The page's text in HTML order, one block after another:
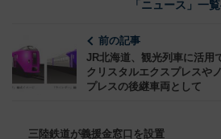
「ニュース」一
前の記事
JR北海道、観光列車に活
クリスタルエクスプレスや
プレスの後継車両として
三陸鉄道が義援金窓口を設置